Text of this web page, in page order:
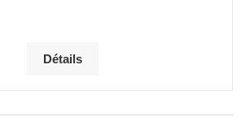
Détails